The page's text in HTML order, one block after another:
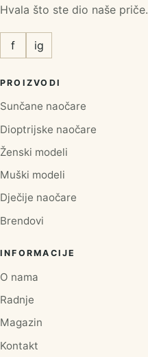
Hvala što ste dio naše priče.
f ig
PROIZVODI
Sunčane naočare
Dioptrijske naočare
Ženski modeli
Muški modeli
Dječije naočare
Brendovi
INFORMACIJE
O nama
Radnje
Magazin
Kontakt